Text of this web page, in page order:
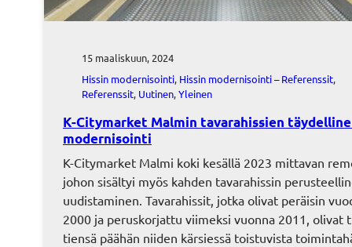
15 maaliskuun, 2024
Hissin modernisointi, Hissin modernisointi – Referenssit
Referenssit, Uutinen, Yleinen
K-Citymarket Malmin tavarahissien
modernisointi
K-Citymarket Malmi koki kesällä 2023 mittavan
johon sisältyi myös kahden tavarahissin
uudistaminen. Tavarahissit, jotka olivat peräisin
2000 ja peruskorjattu viimeksi vuonna 2011, olivat
tiensä päähän niiden kärsiessä toistuvista